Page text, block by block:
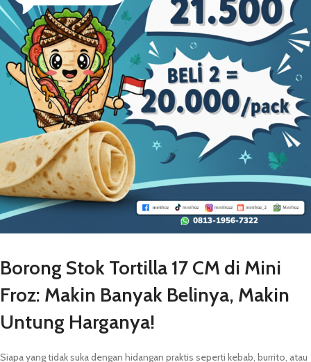
Borong Stok Tortilla 17 CM di Mini
Froz: Makin Banyak Belinya, Makin
Untung Harganya!
Siapa yang tidak suka dengan hidangan praktis seperti kebab, burrito, atau